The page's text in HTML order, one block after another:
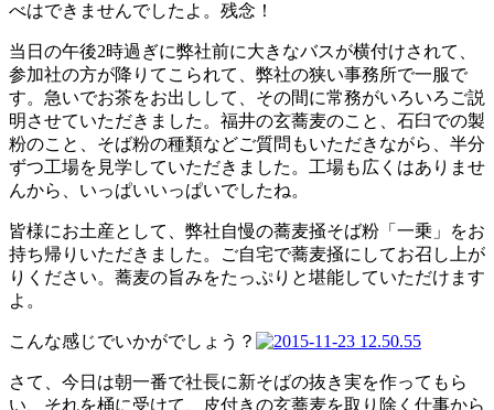
べはできませんでしたよ。残念！
当日の午後2時過ぎに弊社前に大きなバスが横付けされて、
参加社の方が降りてこられて、弊社の狭い事務所で一服で
す。急いでお茶をお出しして、その間に常務がいろいろご説
明させていただきました。福井の玄蕎麦のこと、石臼での製
粉のこと、そば粉の種類などご質問もいただきながら、半分
ずつ工場を見学していただきました。工場も広くはありませ
んから、いっぱいいっぱいでしたね。
皆様にお土産として、弊社自慢の蕎麦掻そば粉「一乗」をお
持ち帰りいただきました。ご自宅で蕎麦掻にしてお召し上が
りください。蕎麦の旨みをたっぷりと堪能していただけます
よ。
こんな感じでいかがでしょう？
さて、今日は朝一番で社長に新そばの抜き実を作ってもら
い、それを桶に受けて、皮付きの玄蕎麦を取り除く仕事から